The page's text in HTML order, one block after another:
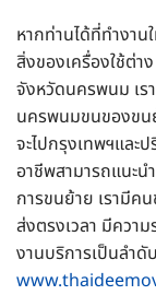
หากท่านได้ที่ทำงาน
สิ่งของเครื่องใช้ต่
จังหวัดนครพนม เร
นครพนมขนของขน
จะไปกรุงเทพฯแล
อาชีพสามารถแนะน
การขนย้าย เรามีค
ส่งตรงเวลา มีควา
งานบริการเป็นลำดั